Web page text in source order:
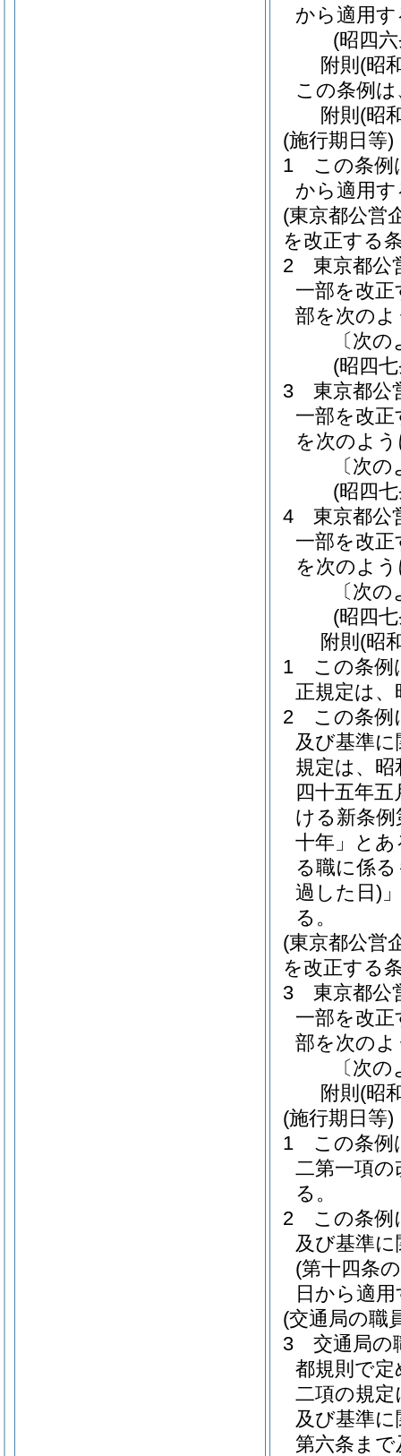
から適用
(昭四
附則 (昭
この条例
附則 (昭
(施行期日等)
1
この条例
から適用
(東京都公営
を改正する
2
東京都公
一部を改
部を次の
〔次
(昭四
3
東京都公
一部を改
を次のよ
〔次
(昭四
4
東京都公
一部を改
を次のよ
〔次
(昭四
附則 (昭
1
この条例
正規定は
2
この条例
及び基準
規定は、
四十五年
ける新条
十年」と
る職に係
過した日)
る。
(東京都公営
を改正する
3
東京都公
一部を改
部を次の
〔次
附則 (昭
(施行期日等)
1
この条例
二第一項の
る。
2
この条例
及び基準
(第十四条
日から適
(交通局の職
3
交通局の
都規則で
二項の規
及び基準
第六条ま